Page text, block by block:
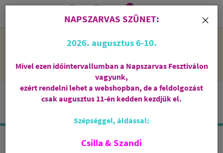
NAPSZARVAS SZÜNET: 2026. augusztus 6-10 - rendelni lehet
feldolgozni őket.
i
0
OMWATER IVÓPALACK
×
NAPSZARVAS SZÜNET:
2026. augusztus 6-10.
Mivel ezen időintervallumban a Napszarvas Fesztiválon
vagyunk,
ezért rendelni lehet a webshopban, de a feldolgozást
csak augusztus 11-én kedden kezdjük el.
Szépséggel, áldással:
Csilla & Szandi